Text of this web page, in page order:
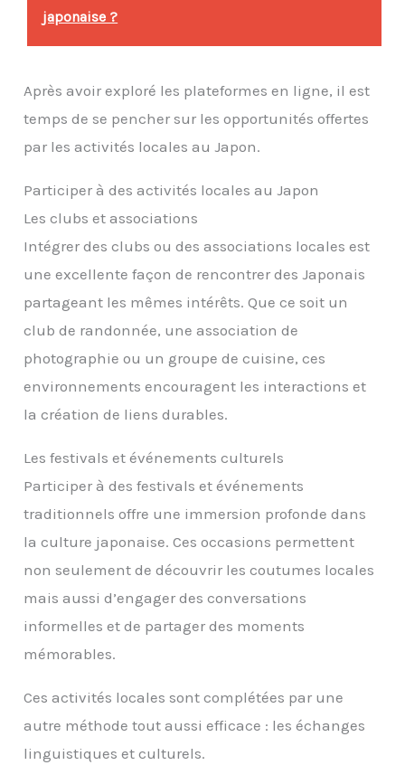
japonaise ?
Après avoir exploré les plateformes en ligne, il est
temps de se pencher sur les opportunités offertes
par les activités locales au Japon.
Participer à des activités locales au Japon
Les clubs et associations
Intégrer des clubs ou des associations locales est
une excellente façon de rencontrer des Japonais
partageant les mêmes intérêts. Que ce soit un
club de randonnée, une association de
photographie ou un groupe de cuisine, ces
environnements encouragent les interactions et
la création de liens durables.
Les festivals et événements culturels
Participer à des festivals et événements
traditionnels offre une immersion profonde dans
la culture japonaise. Ces occasions permettent
non seulement de découvrir les coutumes locales
mais aussi d’engager des conversations
informelles et de partager des moments
mémorables.
Ces activités locales sont complétées par une
autre méthode tout aussi efficace : les échanges
linguistiques et culturels.